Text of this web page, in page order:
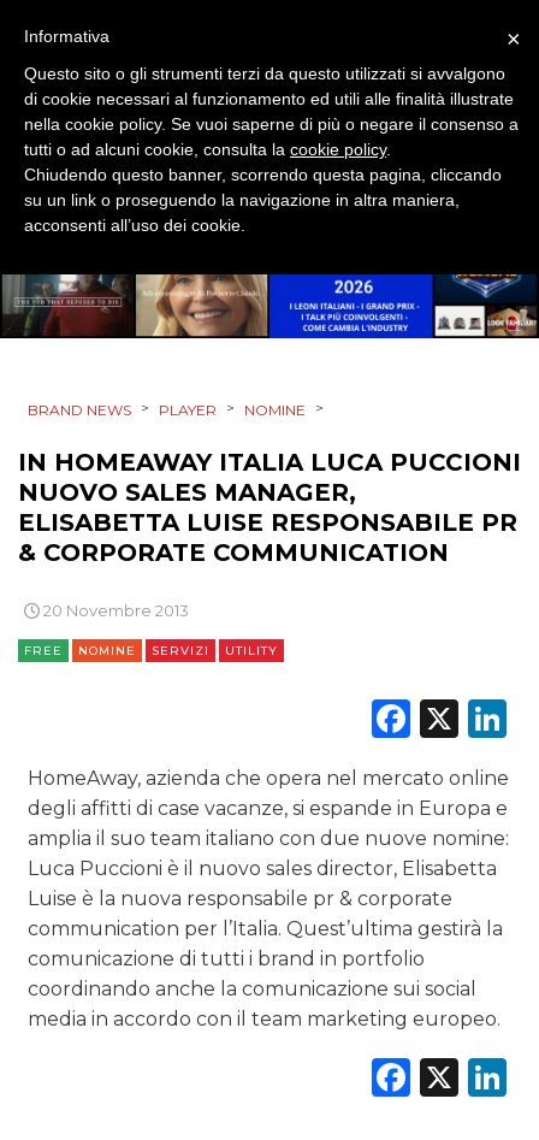
DIRECT
SPONSOR
DESIGN
MOBILE
PRODOTTI
PUNTI VENDITA
STRATEGIE
CINEMA
DIGITALE
EDITORIA
ESTERNA
RADIO / AUDIO
BRAND NEWS > PLAYER > NOMINE >
IN HOMEAWAY ITALIA LUCA PUCCIONI
NUOVO SALES MANAGER,
ELISABETTA LUISE RESPONSABILE PR
& CORPORATE COMMUNICATION
20 Novembre 2013
FREE NOMINE SERVIZI UTILITY
X
HomeAway, azienda che opera nel mercato online
degli affitti di case vacanze, si espande in Europa e
amplia il suo team italiano con due nuove nomine:
Luca Puccioni è il nuovo sales director, Elisabetta
Luise è la nuova responsabile pr & corporate
communication per l’Italia. Quest’ultima gestirà la
comunicazione di tutti i brand in portfolio
coordinando anche la comunicazione sui social
media in accordo con il team marketing europeo.
X
×
Informativa
Questo sito o gli strumenti terzi da questo utilizzati si avvalgono
di cookie necessari al funzionamento ed utili alle finalità illustrate
nella cookie policy. Se vuoi saperne di più o negare il consenso a
tutti o ad alcuni cookie, consulta la cookie policy.
Chiudendo questo banner, scorrendo questa pagina, cliccando
su un link o proseguendo la navigazione in altra maniera,
acconsenti all’uso dei cookie.